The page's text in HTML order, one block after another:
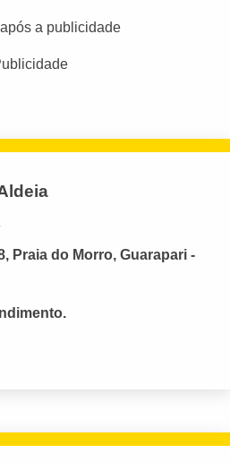
a publicidade
Praia do Morro, Guarapari -